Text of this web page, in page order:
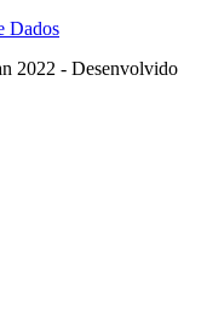
Dados
2022 - Desenvolvido